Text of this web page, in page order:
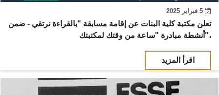
تعلن مكتبة كلية البنات عن إقامة مسابقة "بالقراءة نرتقي - ضمن
أنشطة مبادرة "ساعة من وقتك لمكتبتك"،
اقرأ المزيد